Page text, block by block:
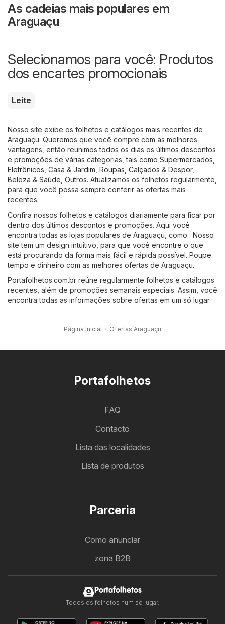
As cadeias mais populares em
Araguaçu
Selecionamos para você: Produtos
dos encartes promocionais
Leite
Nosso site exibe os folhetos e catálogos mais recentes de
Araguaçu. Queremos que você compre com as melhores
vantagens, então reunimos todos os dias os últimos descontos
e promoções de várias categorias, tais como Supermercados
Eletrônicos Casa & Jardim Roupas, Calçados & Despor,
Beleza & Saúde Outros. Atualizamos os folhetos regularmente,
para que você possa sempre conferir as ofertas mais
recentes.
Confira nossos folhetos e catálogos diariamente para ficar por
dentro dos últimos descontos e promoções. Aqui você
encontra todas as lojas populares de Araguaçu, como . Nosso
site tem um design intuitivo, para que você encontre o que
está procurando da forma mais fácil e rápida possível. Poupe
tempo e dinheiro com as melhores ofertas de Araguaçu.
Portafolhetos.com.br reúne regularmente folhetos e catálogos
recentes, além de promoções semanais especiais. Assim, você
encontra todas as informações sobre ofertas em um só lugar.
Página Inicial Ofertas Araguaçu
Portafolhetos
FAQ
Contacto
Lista das localidades
Lista de produtos
Parceria
Como anunciar
zona B2B
Portafolhetos
Todos os folhetos num só lugar.